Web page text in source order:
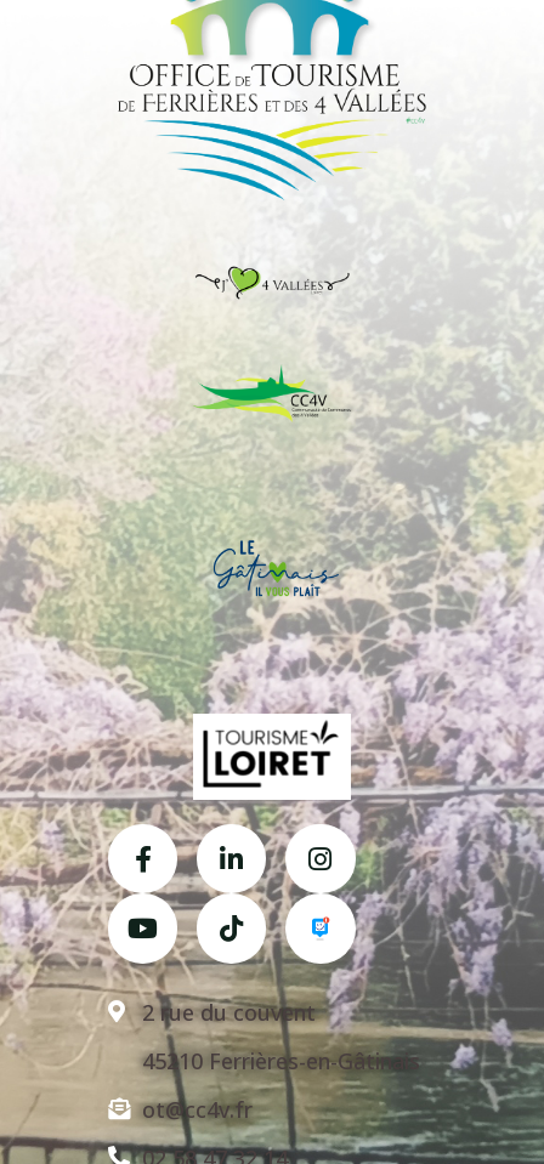
2 rue du couvent
45210 Ferrières-en-Gâtinais
ot@cc4v.fr
02 58 47 32 14